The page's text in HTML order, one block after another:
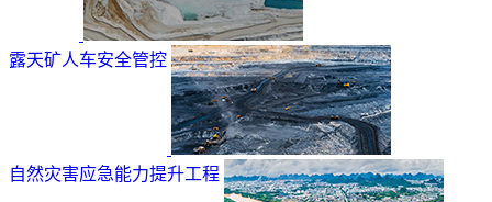
露天矿人车安全管控
自然灾害应急能力提升工程